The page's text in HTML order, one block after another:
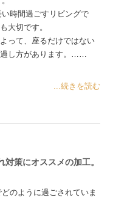
い時間過ごすリビングで
大切です。
って、座るだけではない
過し方があります。……
...続きを読む
対策にオススメの加工。
のように過ごされていま